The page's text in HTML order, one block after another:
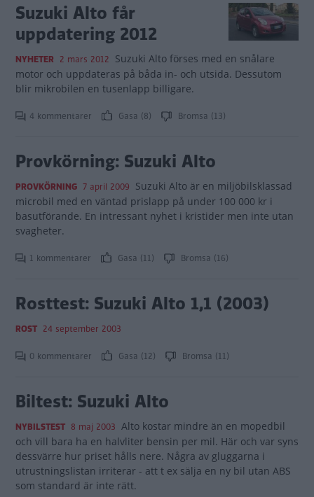
Suzuki Alto får
uppdatering 2012
NYHETER 2 mars 2012 Suzuki Alto förses med en snålare
motor och uppdateras på båda in- och utsida. Dessutom
blir mikrobilen en tusenlapp billigare.
4 kommentarer Gasa (8) Bromsa (13)
Provkörning: Suzuki Alto
PROVKÖRNING 7 april 2009 Suzuki Alto är en miljöbilsklassad
microbil med en väntad prislapp på under 100 000 kr i
basutförande. En intressant nyhet i kristider men inte utan
svagheter.
1 kommentarer Gasa (11) Bromsa (16)
Rosttest: Suzuki Alto 1,1 (2003)
ROST 24 september 2003
0 kommentarer Gasa (12) Bromsa (11)
Biltest: Suzuki Alto
NYBILSTEST 8 maj 2003 Alto kostar mindre än en mopedbil
och vill bara ha en halvliter bensin per mil. Här och var syns
dessvärre hur priset hålls nere. Några av gluggarna i
utrustningslistan irriterar - att t ex sälja en ny bil utan ABS
som standard är inte rätt.